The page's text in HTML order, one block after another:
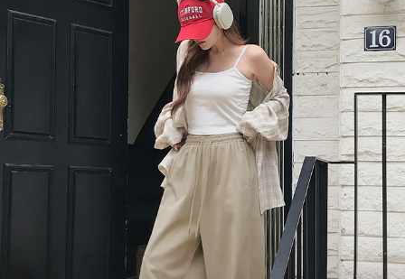
CATEGORY COMMUNITY
신상 5%
베스트
ALL
익스클루시브
아우터
니트